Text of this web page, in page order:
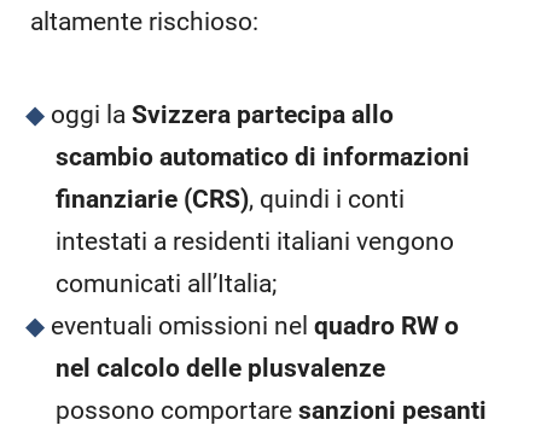
altamente rischioso:
oggi la Svizzera partecipa allo
scambio automatico di informazioni
finanziarie (CRS), quindi i conti
intestati a residenti italiani vengono
comunicati all’Italia;
eventuali omissioni nel quadro RW o
nel calcolo delle plusvalenze
possono comportare sanzioni pesanti